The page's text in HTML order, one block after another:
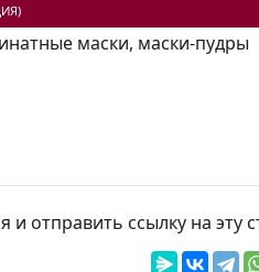
маски, маски-пудры
и отправить ссылку на эту